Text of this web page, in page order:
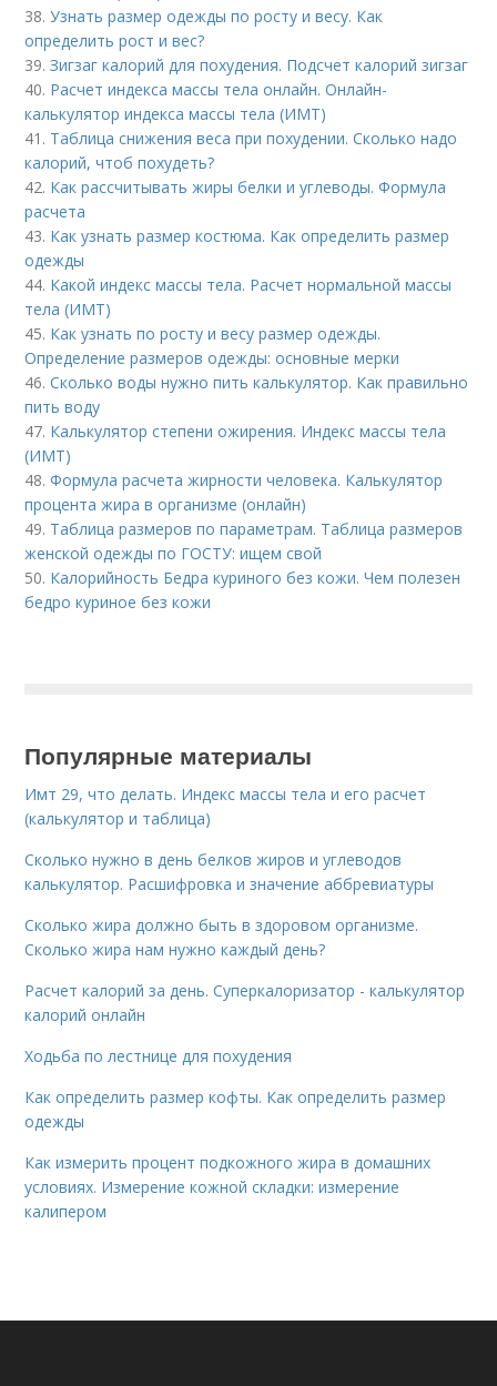
38.Узнать размер одежды по росту и весу. Как
определить рост и вес?
39.Зигзаг калорий для похудения. Подсчет калорий зигзаг
40. Расчет индекса массы тела онлайн. Онлайн-
калькулятор индекса массы тела (ИМТ)
41. Таблица снижения веса при похудении. Сколько надо
калорий, чтоб похудеть?
42. Как рассчитывать жиры белки и углеводы. Формула
расчета
43. Как узнать размер костюма. Как определить размер
одежды
44. Какой индекс массы тела. Расчет нормальной массы
тела (ИМТ)
45. Как узнать по росту и весу размер одежды.
Определение размеров одежды: основные мерки
46.Сколько воды нужно пить калькулятор. Как правильно
пить воду
47. Калькулятор степени ожирения. Индекс массы тела
(ИМТ)
48.Формула расчета жирности человека. Калькулятор
процента жира в организме (онлайн)
49. Таблица размеров по параметрам. Таблица размеров
женской одежды по ГОСТУ: ищем свой
50. Калорийность Бедра куриного без кожи. Чем полезен
бедро куриное без кожи
Популярные материалы
Имт 29, что делать. Индекс массы тела и его расчет
(калькулятор и таблица)
Сколько нужно в день белков жиров и углеводов
калькулятор. Расшифровка и значение аббревиатуры
Сколько жира должно быть в здоровом организме.
Сколько жира нам нужно каждый день?
Расчет калорий за день. Суперкалоризатор - калькулятор
калорий онлайн
Ходьба по лестнице для похудения
Как определить размер кофты. Как определить размер
одежды
Как измерить процент подкожного жира в домашних
условиях. Измерение кожной складки: измерение
калипером